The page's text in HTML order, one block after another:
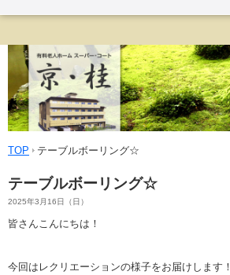
TOP テーブルボーリング☆
テーブルボーリング☆
2025年3月16日（日）
皆さんこんにちは！
今回はレクリエーションの様子をお届けします！